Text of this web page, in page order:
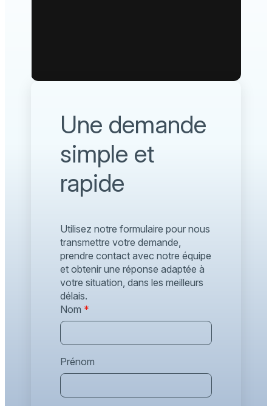
Une demande
simple et
rapide
Utilisez notre formulaire pour nous
transmettre votre demande,
prendre contact avec notre équipe
et obtenir une réponse adaptée à
votre situation, dans les meilleurs
délais.
Nom *
Prénom